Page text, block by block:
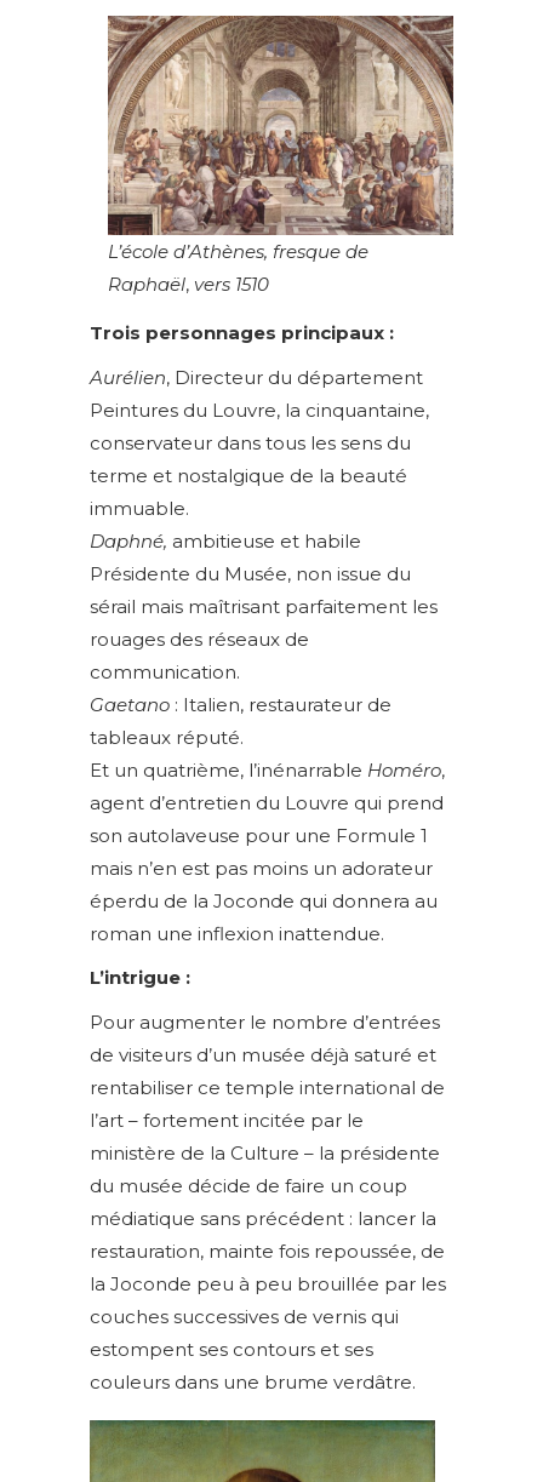
L’école d’Athènes, fresque de
Raphaël, vers 1510
Trois personnages principaux :
Aurélien, Directeur du département
Peintures du Louvre, la cinquantaine,
conservateur dans tous les sens du
terme et nostalgique de la beauté
immuable.
Daphné, ambitieuse et habile
Présidente du Musée, non issue du
sérail mais maîtrisant parfaitement les
rouages des réseaux de
communication.
Gaetano : Italien, restaurateur de
tableaux réputé.
Et un quatrième, l’inénarrable Homéro,
agent d’entretien du Louvre qui prend
son autolaveuse pour une Formule 1
mais n’en est pas moins un adorateur
éperdu de la Joconde qui donnera au
roman une inflexion inattendue.
L’intrigue :
Pour augmenter le nombre d’entrées
de visiteurs d’un musée déjà saturé et
rentabiliser ce temple international de
l’art – fortement incitée par le
ministère de la Culture – la présidente
du musée décide de faire un coup
médiatique sans précédent : lancer la
restauration, mainte fois repoussée, de
la Joconde peu à peu brouillée par les
couches successives de vernis qui
estompent ses contours et ses
couleurs dans une brume verdâtre.